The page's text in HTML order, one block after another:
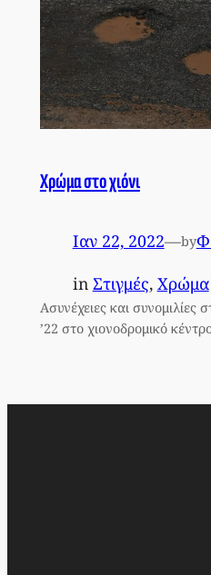
Χρώμα στο χιόνι
Ιαν 22, 2022—by
in Στιγμές, Χρώμα
Ασυνέχειες και
’22 στο χιονοδρομικό